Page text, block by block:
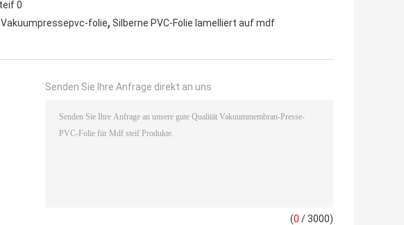
Vakuumpressepvc-folie, Silberne PVC-Folie lamelliert auf mdf
Senden Sie Ihre Anfrage direkt an uns
(0 / 3000)